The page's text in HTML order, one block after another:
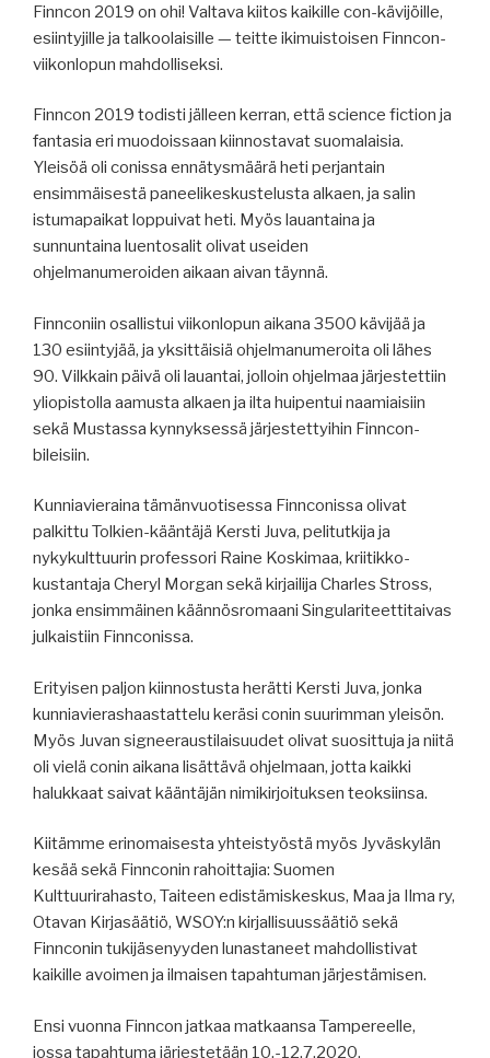
Finncon 2019 on ohi! Valtava kiitos kaikille con-kävijöille,
esiintyjille ja talkoolaisille — teitte ikimuistoisen Finncon-
viikonlopun mahdolliseksi.
Finncon 2019 todisti jälleen kerran, että science fiction ja
fantasia eri muodoissaan kiinnostavat suomalaisia.
Yleisöä oli conissa ennätysmäärä heti perjantain
ensimmäisestä paneelikeskustelusta alkaen, ja salin
istumapaikat loppuivat heti. Myös lauantaina ja
sunnuntaina luentosalit olivat useiden
ohjelmanumeroiden aikaan aivan täynnä.
Finnconiin osallistui viikonlopun aikana 3500 kävijää ja
130 esiintyjää, ja yksittäisiä ohjelmanumeroita oli lähes
90. Vilkkain päivä oli lauantai, jolloin ohjelmaa järjestettiin
yliopistolla aamusta alkaen ja ilta huipentui naamiaisiin
sekä Mustassa kynnyksessä järjestettyihin Finncon-
bileisiin.
Kunniavieraina tämänvuotisessa Finnconissa olivat
palkittu Tolkien-kääntäjä Kersti Juva, pelitutkija ja
nykykulttuurin professori Raine Koskimaa, kriitikko-
kustantaja Cheryl Morgan sekä kirjailija Charles Stross,
jonka ensimmäinen käännösromaani Singulariteettitaivas
julkaistiin Finnconissa.
Erityisen paljon kiinnostusta herätti Kersti Juva, jonka
kunniavierashaastattelu keräsi conin suurimman yleisön.
Myös Juvan signeeraustilaisuudet olivat suosittuja ja niitä
oli vielä conin aikana lisättävä ohjelmaan, jotta kaikki
halukkaat saivat kääntäjän nimikirjoituksen teoksiinsa.
Kiitämme erinomaisesta yhteistyöstä myös Jyväskylän
kesää sekä Finnconin rahoittajia: Suomen
Kulttuurirahasto, Taiteen edistämiskeskus, Maa ja Ilma ry,
Otavan Kirjasäätiö, WSOY:n kirjallisuussäätiö sekä
Finnconin tukijäsenyyden lunastaneet mahdollistivat
kaikille avoimen ja ilmaisen tapahtuman järjestämisen.
Ensi vuonna Finncon jatkaa matkaansa Tampereelle,
jossa tapahtuma järjestetään 10.-12.7.2020.